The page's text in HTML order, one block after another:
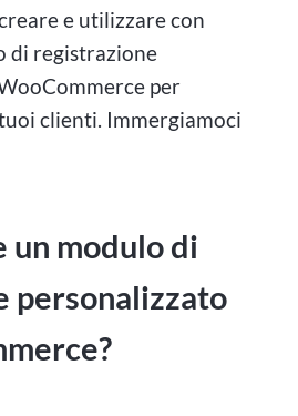
e utilizzare con
di registrazione
per
clienti. Immergiamoci
un modulo di
personalizzato